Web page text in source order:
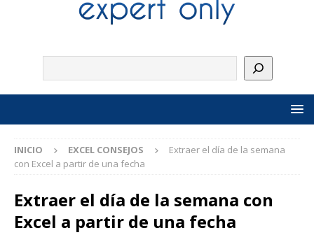
INICIO EXCEL CONSEJOS
Extraer el día de la semana
con Excel a partir de una fecha
Extraer el día de la semana con
Excel a partir de una fecha